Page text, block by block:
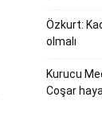
Özkurt:
olmalı
Kurucu
Coşar